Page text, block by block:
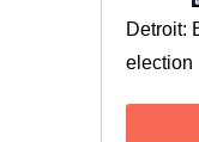
Detroit:
election